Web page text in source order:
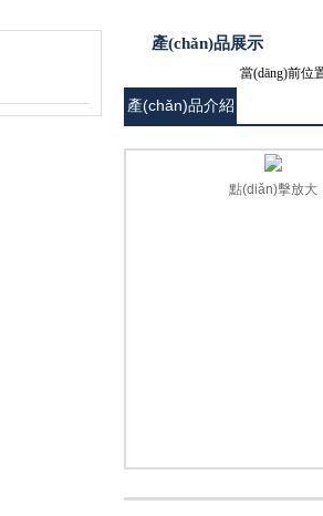
產(chǎn)品展示
當(dāng)前位
產(chǎn)品介紹
點(diǎn)擊放大